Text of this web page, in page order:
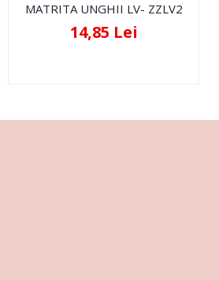
MATRITA UNGHII LV- ZZLV2
14,85 Lei